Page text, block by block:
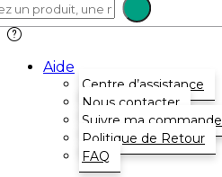
Aide
Centre d’assistance
Nous contacter
Suivre ma commande
Politique de Retour
FAQ